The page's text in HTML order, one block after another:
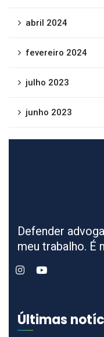
abril 2024
fevereiro 2024
julho 2023
junho 2023
Defender
meu trabalho. É
Últimas